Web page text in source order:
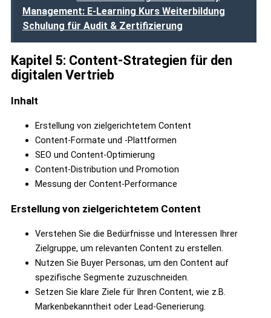
Management: E-Learning Kurs Weiterbildung
Schulung für Audit & Zertifizierung
Kapitel 5: Content-Strategien für den
digitalen Vertrieb
Inhalt
Erstellung von zielgerichtetem Content
Content-Formate und -Plattformen
SEO und Content-Optimierung
Content-Distribution und Promotion
Messung der Content-Performance
Erstellung von zielgerichtetem Content
Verstehen Sie die Bedürfnisse und Interessen Ihrer
Zielgruppe, um relevanten Content zu erstellen.
Nutzen Sie Buyer Personas, um den Content auf
spezifische Segmente zuzuschneiden.
Setzen Sie klare Ziele für Ihren Content, wie z.B.
Markenbekanntheit oder Lead-Generierung.